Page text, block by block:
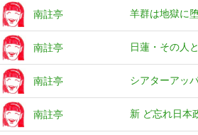
南註亭 羊群は地獄に
南註亭 日蓮・その人
南註亭 シアターアッ
南註亭 新 ど忘れ日本